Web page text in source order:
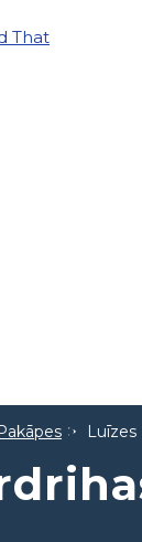
Luīzes